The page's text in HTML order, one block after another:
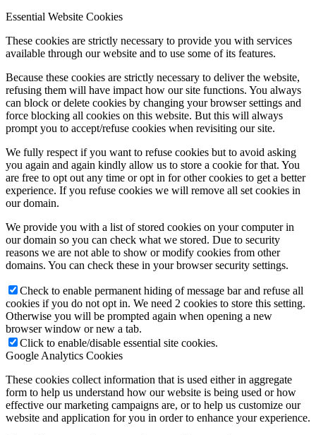
Essential Website Cookies
These cookies are strictly necessary to provide you with services
available through our website and to use some of its features.
Because these cookies are strictly necessary to deliver the website,
refusing them will have impact how our site functions. You always
can block or delete cookies by changing your browser settings and
force blocking all cookies on this website. But this will always
prompt you to accept/refuse cookies when revisiting our site.
We fully respect if you want to refuse cookies but to avoid asking
you again and again kindly allow us to store a cookie for that. You
are free to opt out any time or opt in for other cookies to get a better
experience. If you refuse cookies we will remove all set cookies in
our domain.
We provide you with a list of stored cookies on your computer in
our domain so you can check what we stored. Due to security
reasons we are not able to show or modify cookies from other
domains. You can check these in your browser security settings.
Check to enable permanent hiding of message bar and refuse all
cookies if you do not opt in. We need 2 cookies to store this setting.
Otherwise you will be prompted again when opening a new
browser window or new a tab.
Click to enable/disable essential site cookies.
Google Analytics Cookies
These cookies collect information that is used either in aggregate
form to help us understand how our website is being used or how
effective our marketing campaigns are, or to help us customize our
website and application for you in order to enhance your experience.